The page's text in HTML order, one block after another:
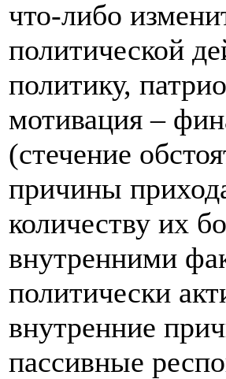
что-либо
политической
политику,
мотивация –
(стечение
причины
количеству их
внутренними
политически
внутренние
пассивные